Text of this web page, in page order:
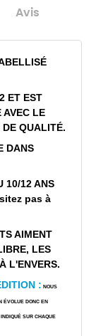
Avis
ET EST
AVEC LE
QUALITÉ.
DANS
10/12 ANS
pas à
AIMENT
LES
L'ENVERS.
: NOUS
ÉVOLUE DONC EN
SUR CHAQUE